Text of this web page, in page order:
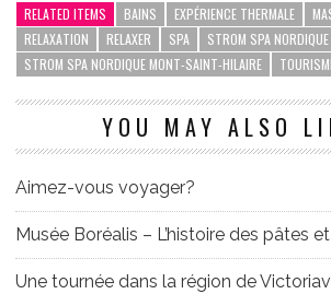
RELATED ITEMS BAINS EXPÉRIENCE THERMALE
RELAXATION
RELAXER SPA
STROM SPA NORDIQUE
STROM SPA NORDIQUE MONT-SAINT-HILAIRE
YOU MAY ALSO
Aimez-vous voyager?
Musée Boréalis – L’histoire des pâtes
Une tournée dans la région de